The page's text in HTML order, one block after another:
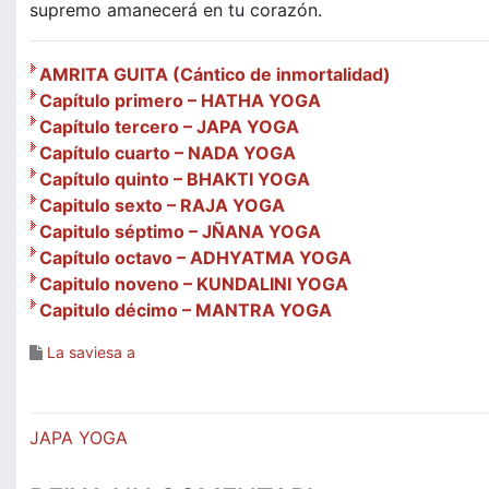
supremo amanecerá en tu corazón.
AMRITA GUITA (Cántico de inmortalidad)
Capítulo primero – HATHA YOGA
Capítulo tercero – JAPA YOGA
Capítulo cuarto – NADA YOGA
Capítulo quinto – BHAKTI YOGA
Capitulo sexto – RAJA YOGA
Capitulo séptimo – JÑANA YOGA
Capítulo octavo – ADHYATMA YOGA
Capitulo noveno – KUNDALINI YOGA
Capitulo décimo – MANTRA YOGA
La saviesa a
Navegació
JAPA YOGA